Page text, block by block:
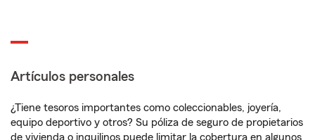
Artículos personales
¿Tiene tesoros importantes como coleccionables, joyería,
equipo deportivo y otros? Su póliza de seguro de propietarios
de vivienda o inquilinos puede limitar la cobertura en algunos